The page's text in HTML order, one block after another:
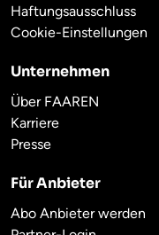
Haftungsausschluss
Cookie-Einstellungen
Unternehmen
Über FAAREN
Karriere
Presse
Für Anbieter
Abo Anbieter werden